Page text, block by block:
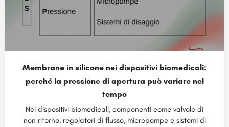
Membrane in silicone nei dispositivi biomedicali:
perché la pressione di apertura può variare nel
tempo
Nei dispositivi biomedicali, componenti come valvole di
non ritorno, regolatori di flusso, micropompe e sistemi di